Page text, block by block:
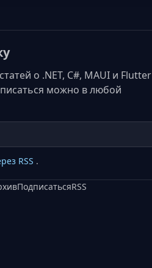
о .NET, C#, MAUI и Flutter
можно в любой
RSS .
ПодписатьсяRSS